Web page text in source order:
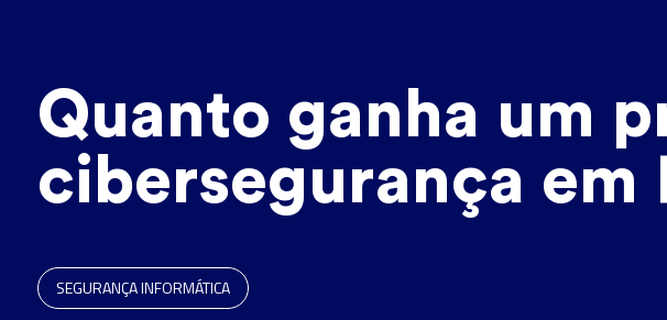
Quanto ganha um
cibersegurança em
SEGURANÇA INFORMÁTICA